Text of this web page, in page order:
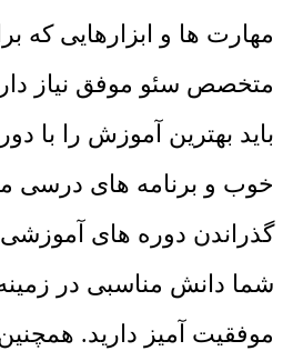
مهارت ها و ابزارهایی که
متخصص سئو موفق نیاز
باید بهترین آموزش را با
خوب و برنامه های درسی
گذراندن دوره های
شما دانش مناسبی در
موفقیت آمیز دارید.